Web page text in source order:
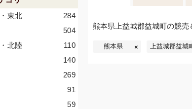
熊本県上益城郡益城町の競売
熊本県 上益城郡益城町
284
東北
504
110
北陸
140
269
91
59